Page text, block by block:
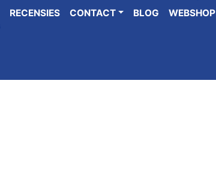
RECENSIES CONTACT BLOG WEBSHOP